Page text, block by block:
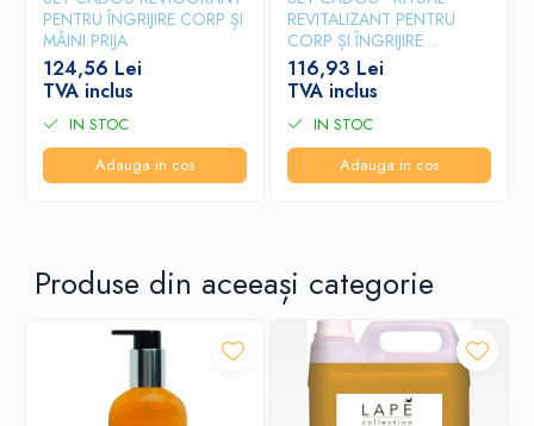
PENTRU ÎNGRIJIRE CORP ȘI
MÂINI PRIJA
124,56 Lei
TVA inclus
IN STOC
Adauga in cos
REVITALIZANT PENTRU
CORP ȘI ÎNGRIJIRE
FORTIFIANTĂ A PĂRULUI
PRIJA
116,93 Lei
TVA inclus
IN STOC
Adauga in cos
Produse din aceeași categorie